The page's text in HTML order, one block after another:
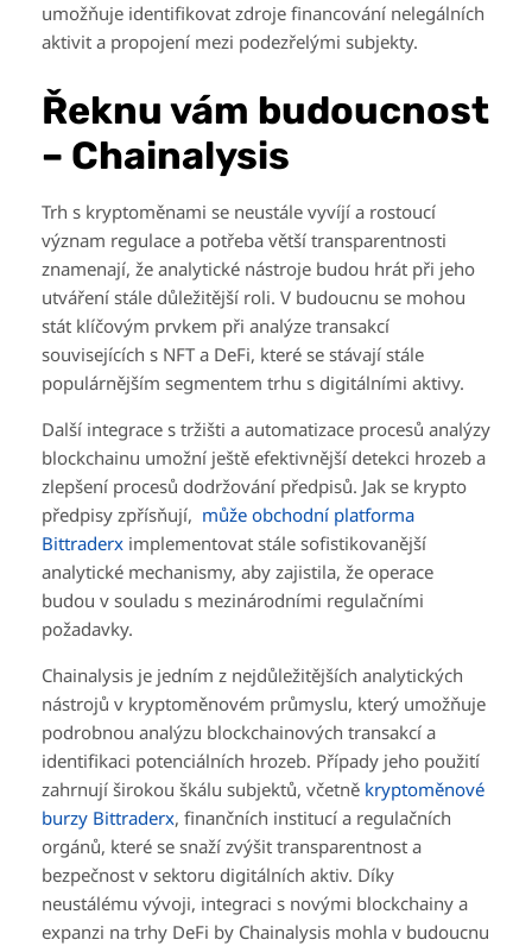
umožňuje identifikovat zdroje financování nelegálních
aktivit a propojení mezi podezřelými subjekty.
Řeknu vám budoucnost
– Chainalysis
Trh s kryptoměnami se neustále vyvíjí a rostoucí
význam regulace a potřeba větší transparentnosti
znamenají, že analytické nástroje budou hrát při jeho
utváření stále důležitější roli. V budoucnu se mohou
stát klíčovým prvkem při analýze transakcí
souvisejících s NFT a DeFi, které se stávají stále
populárnějším segmentem trhu s digitálními aktivy.
Další integrace s tržišti a automatizace procesů analýzy
blockchainu umožní ještě efektivnější detekci hrozeb a
zlepšení procesů dodržování předpisů. Jak se krypto
předpisy zpřísňují, může obchodní platforma
Bittraderx implementovat stále sofistikovanější
analytické mechanismy, aby zajistila, že operace
budou v souladu s mezinárodními regulačními
požadavky.
Chainalysis je jedním z nejdůležitějších analytických
nástrojů v kryptoměnovém průmyslu, který umožňuje
podrobnou analýzu blockchainových transakcí a
identifikaci potenciálních hrozeb. Případy jeho použití
zahrnují širokou škálu subjektů, včetně kryptoměnové
burzy Bittraderx, finančních institucí a regulačních
orgánů, které se snaží zvýšit transparentnost a
bezpečnost v sektoru digitálních aktiv. Díky
neustálému vývoji, integraci s novými blockchainy a
expanzi na trhy DeFi by Chainalysis mohla v budoucnu